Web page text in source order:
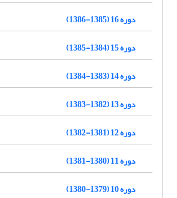
دوره 16 (1385-1386)
دوره 15 (1384-1385)
دوره 14 (1383-1384)
دوره 13 (1382-1383)
دوره 12 (1381-1382)
دوره 11 (1380-1381)
دوره 10 (1379-1380)